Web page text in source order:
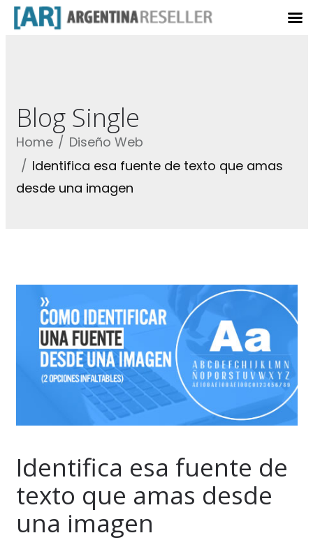
Blog Single
Home
Diseño Web
Identifica esa fuente de texto que amas
desde una imagen
Identifica esa fuente de
texto que amas desde
una imagen